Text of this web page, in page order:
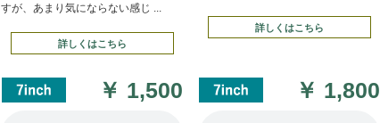
すが、あまり気にならない感じ ...
詳しくはこちら
￥ 1,500
詳しくはこちら
￥ 1,800